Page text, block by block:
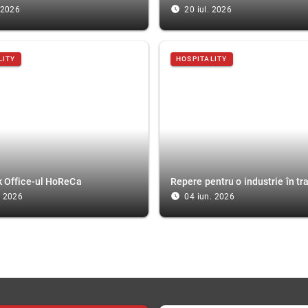
access_time_filled 20 iul. 2026
Office-ul HoReCa
2026
HOSPITALITY
Repere pentru o industrie în
access_time_filled 04 iun. 2026